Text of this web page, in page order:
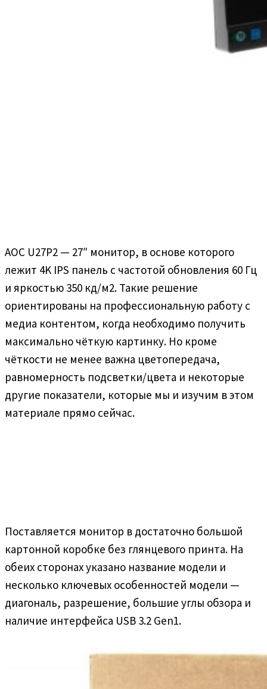
AOC U27P2 — 27″ монитор, в основе которого
лежит 4K IPS панель с частотой обновления 60 Гц
и яркостью 350 кд/м2. Такие решение
ориентированы на профессиональную работу с
медиа контентом, когда необходимо получить
максимально чёткую картинку. Но кроме
чёткости не менее важна цветопередача,
равномерность подсветки/цвета и некоторые
другие показатели, которые мы и изучим в этом
материале прямо сейчас.
Поставляется монитор в достаточно большой
картонной коробке без глянцевого принта. На
обеих сторонах указано название модели и
несколько ключевых особенностей модели —
диагональ, разрешение, большие углы обзора и
наличие интерфейса USB 3.2 Gen1.